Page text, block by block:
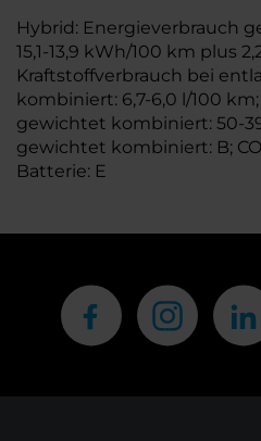
Hybrid: Energieverbrauch
15,1-13,9 kWh/100 km plus
Kraftstoffverbrauch bei
kombiniert: 6,7-6,0 l/100 km;
gewichtet kombiniert: 50-
gewichtet kombiniert: B; CO
Batterie: E